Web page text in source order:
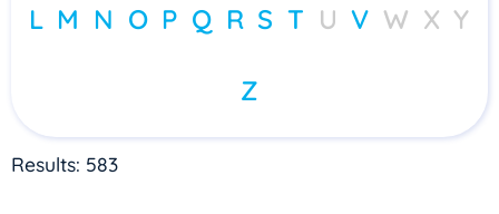
L M N O P Q R S T U V W X Y
Z
Results: 583